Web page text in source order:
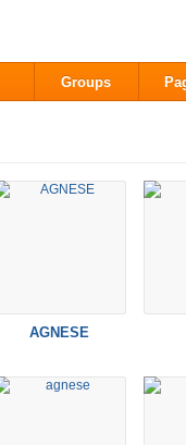
Groups
AGNESE